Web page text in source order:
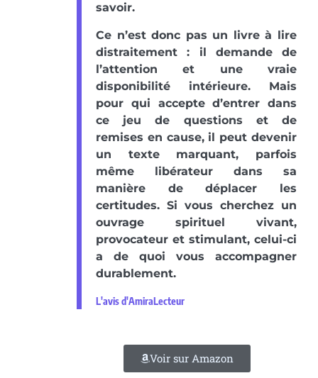
savoir.
Ce n’est donc pas un livre à lire
distraitement : il demande de
l’attention et une vraie
disponibilité intérieure. Mais
pour qui accepte d’entrer dans
ce jeu de questions et de
remises en cause, il peut devenir
un texte marquant, parfois
même libérateur dans sa
manière de déplacer les
certitudes. Si vous cherchez un
ouvrage spirituel vivant,
provocateur et stimulant, celui-ci
a de quoi vous accompagner
durablement.
L'avis d'AmiraLecteur
Voir sur Amazon